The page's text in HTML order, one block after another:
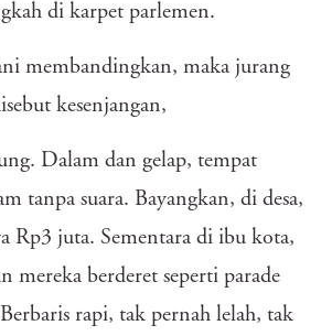
di karpet parlemen.
membandingkan, maka jurang
kesenjangan,
Dalam dan gelap, tempat
tanpa suara. Bayangkan, di desa,
Rp3 juta. Sementara di ibu kota,
mereka berderet seperti parade
rapi, tak pernah lelah, tak